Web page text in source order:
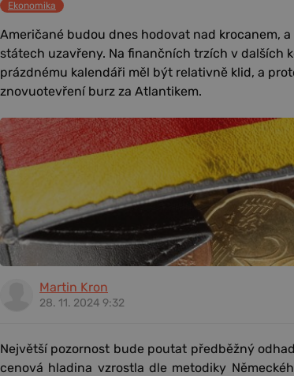
Ekonomika
Američané budou dnes hodovat nad krocanem,
státech uzavřeny. Na finančních trzích v dalších
prázdnému kalendáři měl být relativně klid, a
znovuotevření burz za Atlantikem.
Martin Kron
28. 11. 2024 9:32
Největší pozornost bude poutat předběžný
cenová hladina vzrostla dle metodiky